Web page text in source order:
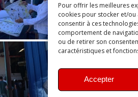
Pour offrir les meilleures
cookies pour stocker et/
consentir à ces
comportement de
ou de retirer son
caractéristiques et
Accepter